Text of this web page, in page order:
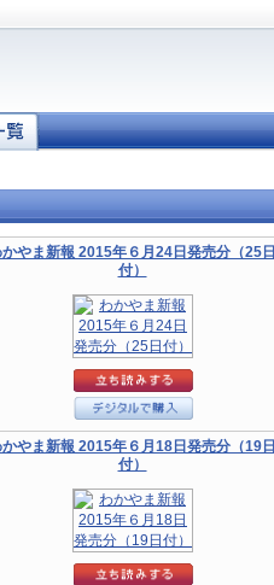
やま新報 2015年６月24日発売分（25日
付）
やま新報 2015年６月18日発売分（19日
付）